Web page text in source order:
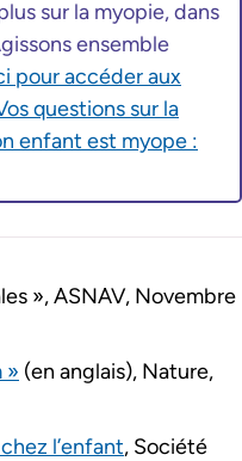
sur la myopie, dans
ensemble
pour accéder aux
questions sur la
enfant est myope :
», ASNAV, Novembre
» (en anglais), Nature,
l’enfant, Société